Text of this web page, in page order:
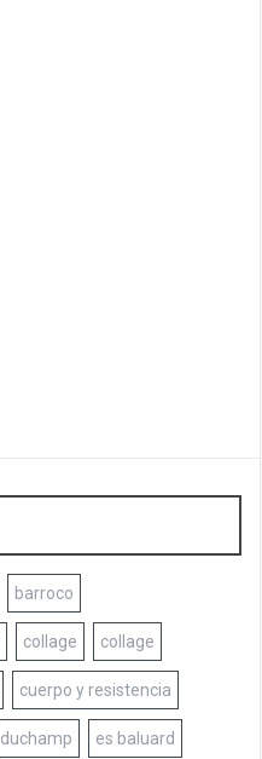
barroco
collage collage
cuerpo y resistencia
duchamp es baluard